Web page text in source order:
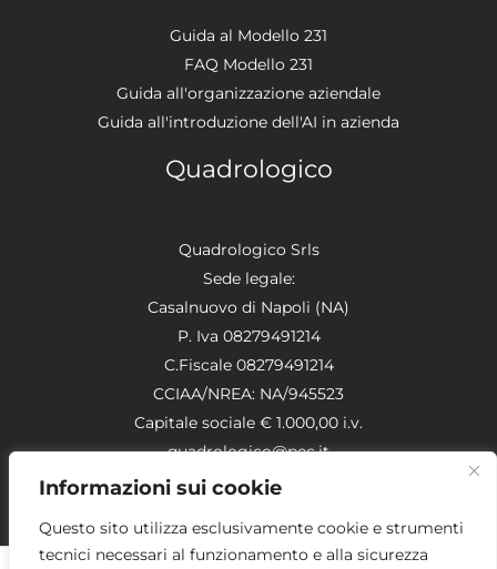
Informazioni sui cookie
Questo sito utilizza esclusivamente cookie e strumenti
tecnici necessari al funzionamento e alla sicurezza
Guida al Modello 231
FAQ Modello 231
Guida all'organizzazione aziendale
Guida all'introduzione dell'AI in azienda
Quadrologico
Quadrologico Srls
Sede legale:
Casalnuovo di Napoli (NA)
P. Iva 08279491214
C.Fiscale 08279491214
CCIAA/NREA: NA/945523
Capitale sociale € 1.000,00 i.v.
quadrologico@pec.it